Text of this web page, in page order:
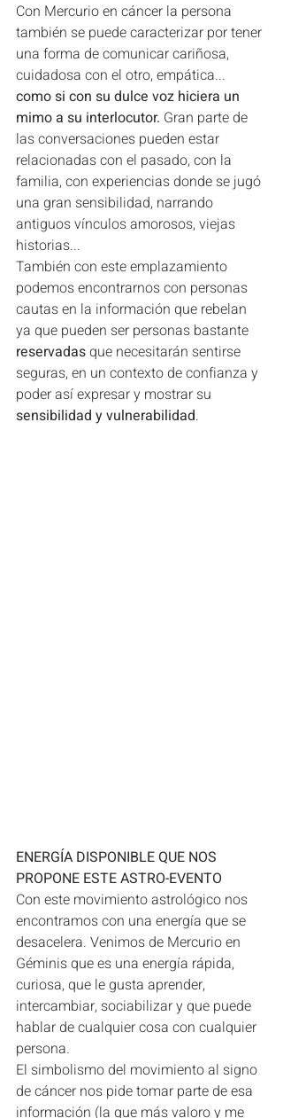
Con Mercurio en cáncer la persona
también se puede caracterizar por tener
una forma de comunicar cariñosa,
cuidadosa con el otro, empática...
como si con su dulce voz hiciera un
mimo a su interlocutor. Gran parte de
las conversaciones pueden estar
relacionadas con el pasado, con la
familia, con experiencias donde se jugó
una gran sensibilidad, narrando
antiguos vínculos amorosos, viejas
historias...
También con este emplazamiento
podemos encontrarnos con personas
cautas en la información que rebelan
ya que pueden ser personas bastante
reservadas que necesitarán sentirse
seguras, en un contexto de confianza y
poder así expresar y mostrar su
sensibilidad y vulnerabilidad.
ENERGÍA DISPONIBLE QUE NOS
PROPONE ESTE ASTRO-EVENTO
Con este movimiento astrológico nos
encontramos con una energía que se
desacelera. Venimos de Mercurio en
Géminis que es una energía rápida,
curiosa, que le gusta aprender,
intercambiar, sociabilizar y que puede
hablar de cualquier cosa con cualquier
persona.
El simbolismo del movimiento al signo
de cáncer nos pide tomar parte de esa
información (la que más valoro y me